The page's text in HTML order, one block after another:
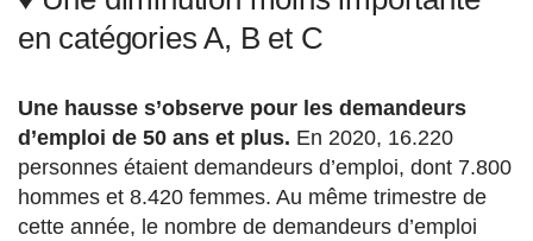
en catégories A, B et C
Une hausse s’observe pour les demandeurs
d’emploi de 50 ans et plus. En 2020, 16.220
personnes étaient demandeurs d’emploi, dont 7.800
hommes et 8.420 femmes. Au même trimestre de
cette année, le nombre de demandeurs d’emploi